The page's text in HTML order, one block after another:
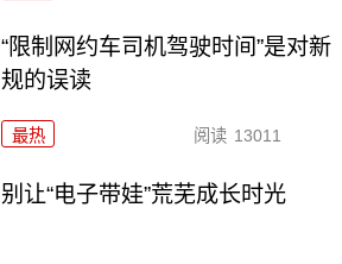
“限制网约车司机驾驶时间”是对新
规的误读
最热 阅读 13011
别让“电子带娃”荒芜成长时光